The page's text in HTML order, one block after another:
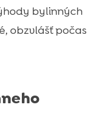
bylinných
obzvlášť počas